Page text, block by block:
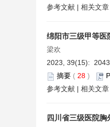
参考文献 | 相关文章
绵阳市三级甲等医
梁欢
2023, 39(15):
摘要 ( 28 )
参考文献 | 相关文章
四川省三级医院